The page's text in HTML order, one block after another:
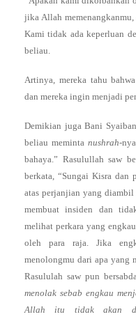
jika Allah
Kami tidak ada keperluan
beliau.
Artinya, mereka tahu bahwa
dan mereka ingin menjadi
Demikian juga Bani
beliau meminta nushrah-
bahaya.” Rasulullah saw
berkata, “Sungai Kisra dan
atas perjanjian yang
membuat insiden dan
melihat perkara yang
oleh para raja. Jika
menolongmu dari apa yang
Rasululah saw pun
menolak sebab engkau
Allah itu tidak akan